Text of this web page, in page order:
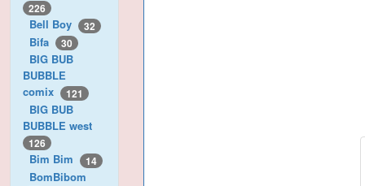
226
Bell Boy 32
Bifa 30
BIG BUB
BUBBLE
comix
121
BIG BUB
BUBBLE west
126
Bim Bim 14
BomBibom